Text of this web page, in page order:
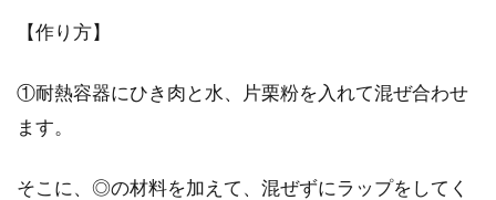
【作り方】
①耐熱容器にひき肉と水、片栗粉を入れて混ぜ合わせ
ます。
そこに、◎の材料を加えて、混ぜずにラップをしてく